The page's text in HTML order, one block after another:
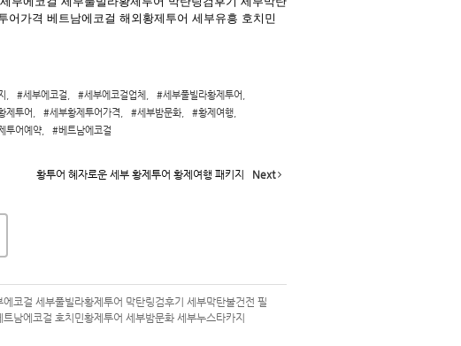
#세부에코걸 #세부에코걸업체 #세부풀빌라황제투어
제투어 #세부황제투어가격 #세부밤문화, #황제여행
투어예약, #베트남에코걸
황투어 혜자로운 세부 황제투어 황제여행 패키지 Next
코걸 세부풀빌라황제투어 막탄링검후기 세부막탄불건전 필
남에코걸 호치민황제투어 세부밤문화 세부누스타카지